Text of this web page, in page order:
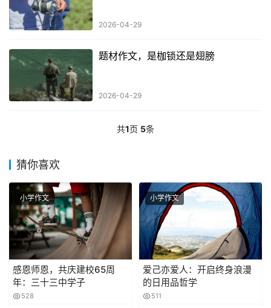
2026-04-29
题材作文，是枷锁还是翅膀
2026-04-29
共1页 5条
猜你喜欢
小学作文
感恩师恩，共庆建校65周
年：三十三中学子
528
小学作文
爱己亦爱人：开启终身浪漫
的日用品哲学
511